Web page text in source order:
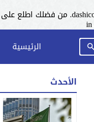
الرئيسية
الأحدث